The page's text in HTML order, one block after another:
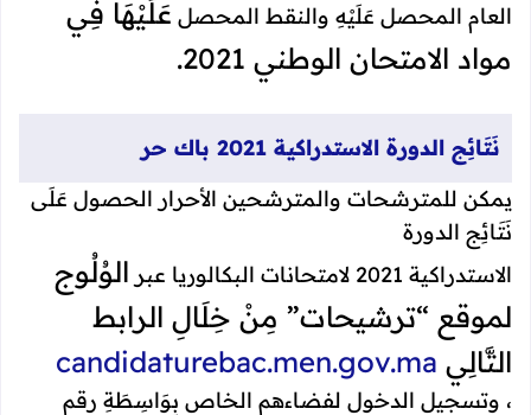
العام المحصل عَلَيْهِ والنقط المحصل عَلَيْهَا فِي
مواد الامتحان الوطني 2021.
نَتَائِج الدورة الاستدراكية 2021 باك حر
يمكن للمترشحات والمترشحين الأحرار الحصول عَلَى
نَتَائِج الدورة
الاستدراكية 2021 لامتحانات البكالوريا عبر
الوُلُوج
لموقع “ترشيحات” مِنْ خِلَالِ الرابط
التَّالِي candidaturebac.men.gov.ma
، وتسجيل الدخول لفضاءهم الخاص بِوَاسِطَةِ رقم